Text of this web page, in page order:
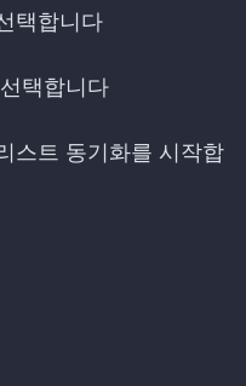
택합니다
택합니다
스트 동기화를 시작합